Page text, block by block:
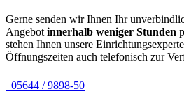
Gerne senden wir Ihnen Ihr
Angebot innerhalb weniger Stunden
stehen Ihnen unsere
Öffnungszeiten auch telefonisch zur
05644 / 9898-50